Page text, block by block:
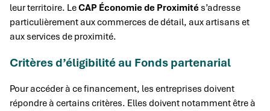
leur territoire. LeCAP Économie de Proximité s’adresse
particulièrement aux commerces de détail, aux artisans et
aux services de proximité.
Critères d’éligibilité au Fonds partenarial
Pour accéder à ce financement, les entreprises doivent
répondre à certains critères. Elles doivent notamment être à